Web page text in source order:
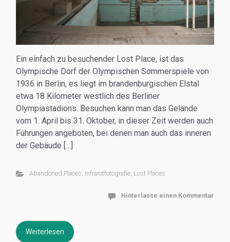
Ein einfach zu besuchender Lost Place, ist das
Olympische Dorf der Olympischen Sommerspiele von
1936 in Berlin, es liegt im brandenburgischen Elstal
etwa 18 Kilometer westlich des Berliner
Olympiastadions. Besuchen kann man das Gelände
vom 1. April bis 31. Oktober, in dieser Zeit werden auch
Führungen angeboten, bei denen man auch das inneren
der Gebäude […]
Abandoned Places, Infrarotfotografie, Lost Places
Hinterlasse einen Kommentar
Weiterlesen